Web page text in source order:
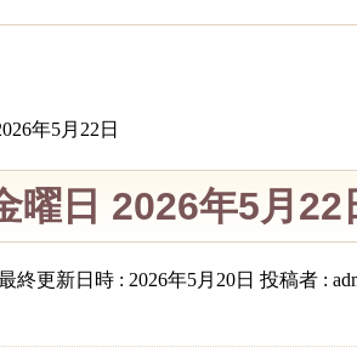
年5月22日
曜日 2026年5月22
終更新日時 : 2026年5月20日 投稿者 :